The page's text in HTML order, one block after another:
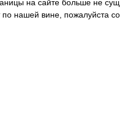
на сайте больше не
по нашей вине, пожалуйста